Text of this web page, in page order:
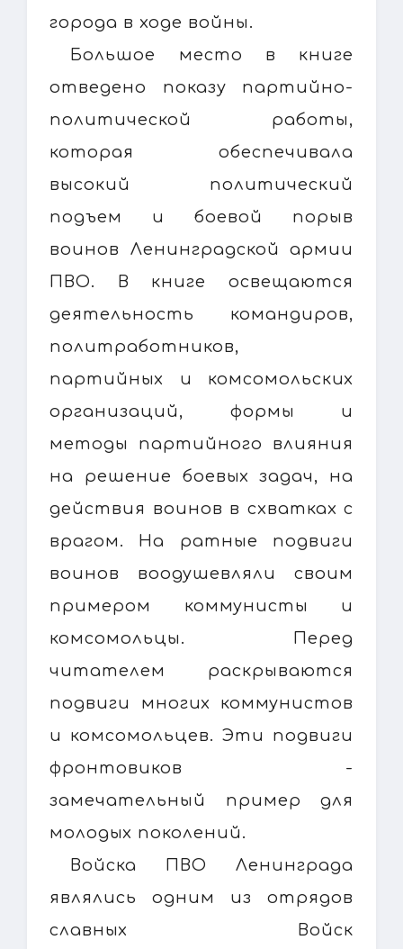
города в ходе войны.
Большое место в книге
отведено показу партийно-
политической работы,
которая обеспечивала
высокий политический
подъем и боевой порыв
воинов Ленинградской армии
ПВО. В книге освещаются
деятельность командиров,
политработников,
партийных и комсомольских
организаций, формы и
методы партийного влияния
на решение боевых задач, на
действия воинов в схватках с
врагом. На ратные подвиги
воинов воодушевляли своим
примером коммунисты и
комсомольцы. Перед
читателем раскрываются
подвиги многих коммунистов
и комсомольцев. Эти подвиги
фронтовиков -
замечательный пример для
молодых поколений.
Войска ПВО Ленинграда
являлись одним из отрядов
славных Войск